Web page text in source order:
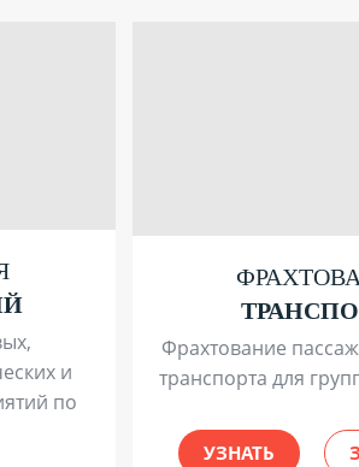
и
по
Фрахтование
транспорта для
УЗНАТЬ